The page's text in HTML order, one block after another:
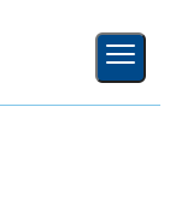
新規登録